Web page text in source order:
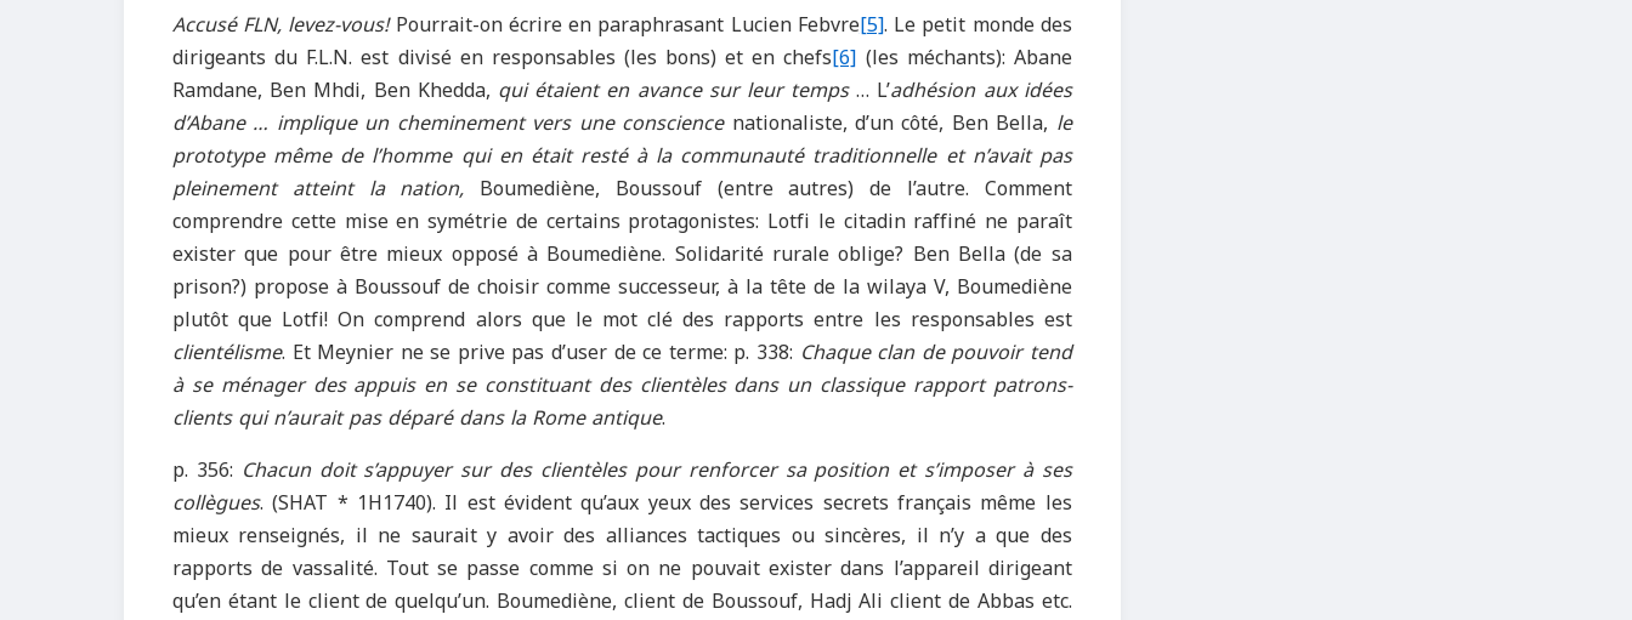
Accusé FLN, levez-vous!Pourrait-on écrire en paraphrasant Lucien Febvre[5]. Le petit monde des
dirigeants du F.L.N. est divisé en responsables (les bons) et en chefs[6] (les méchants): Abane
Ramdane, Ben Mhdi, Ben Khedda, qui étaient en avance sur leur temps… L’adhésion aux idées
d’Abane … implique un cheminement vers une conscience nationaliste, d’un côté, Ben Bella, le
prototype même de l’homme qui en était resté à la communauté traditionnelle et n’avait pas
pleinement atteint la nation, Boumediène, Boussouf (entre autres) de l’autre. Comment
comprendre cette mise en symétrie de certains protagonistes: Lotfi le citadin raffiné ne paraît
exister que pour être mieux opposé à Boumediène. Solidarité rurale oblige? Ben Bella (de sa
prison?) propose à Boussouf de choisir comme successeur, à la tête de la wilaya V, Boumediène
plutôt que Lotfi! On comprend alors que le mot clé des rapports entre les responsables est
clientélisme. Et Meynier ne se prive pas d’user de ce terme: p. 338: Chaque clan de pouvoir tend
à se ménager des appuis en se constituant des clientèles dans un classique rapport patrons-
clients qui n’aurait pas déparé dans la Rome antique.
p. 356: Chacun doit s’appuyer sur des clientèles pour renforcer sa position et s’imposer à ses
collègues. (SHAT * 1H1740). Il est évident qu’aux yeux des services secrets français même les
mieux renseignés, il ne saurait y avoir des alliances tactiques ou sincères, il n’y a que des
rapports de vassalité. Tout se passe comme si on ne pouvait exister dans l’appareil dirigeant
qu’en étant le client de quelqu’un. Boumediène, client de Boussouf, Hadj Ali client de Abbas etc.